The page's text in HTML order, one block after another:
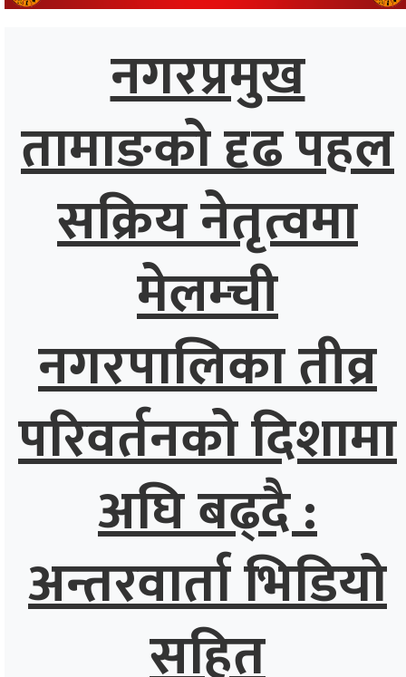
नगरप्रमुख
तामाङको दृढ पहल
सक्रिय नेतृत्वमा
मेलम्ची
नगरपालिका तीव्र
परिवर्तनको दिशामा
अघि बढ्दै :
अन्तरवार्ता भिडियो
सहित